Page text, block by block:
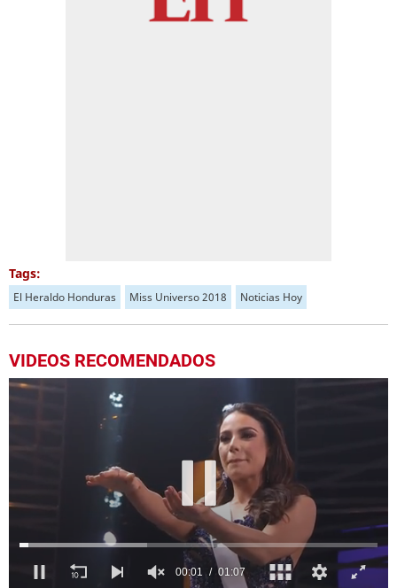
Tags:
El Heraldo Honduras Miss Universo 2018 Noticias Hoy
VIDEOS RECOMENDADOS